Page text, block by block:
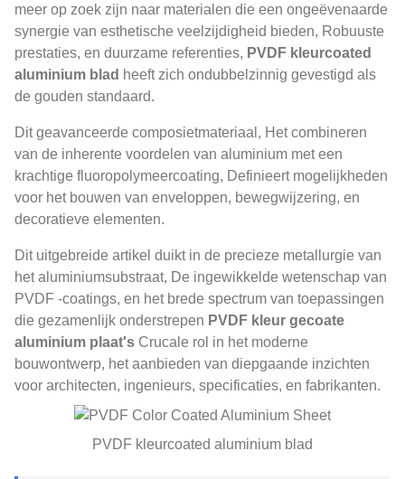
meer op zoek zijn naar materialen die een ongeëvenaarde
synergie van esthetische veelzijdigheid bieden, Robuuste
prestaties, en duurzame referenties, PVDF kleurcoated
aluminium blad heeft zich ondubbelzinnig gevestigd als
de gouden standaard.
Dit geavanceerde composietmateriaal, Het combineren
van de inherente voordelen van aluminium met een
krachtige fluoropolymeercoating, Definieert mogelijkheden
voor het bouwen van enveloppen, bewegwijzering, en
decoratieve elementen.
Dit uitgebreide artikel duikt in de precieze metallurgie van
het aluminiumsubstraat, De ingewikkelde wetenschap van
PVDF -coatings, en het brede spectrum van toepassingen
die gezamenlijk onderstrepen PVDF kleur gecoate
aluminium plaat's Crucale rol in het moderne
bouwontwerp, het aanbieden van diepgaande inzichten
voor architecten, ingenieurs, specificaties, en fabrikanten.
PVDF kleurcoated aluminium blad